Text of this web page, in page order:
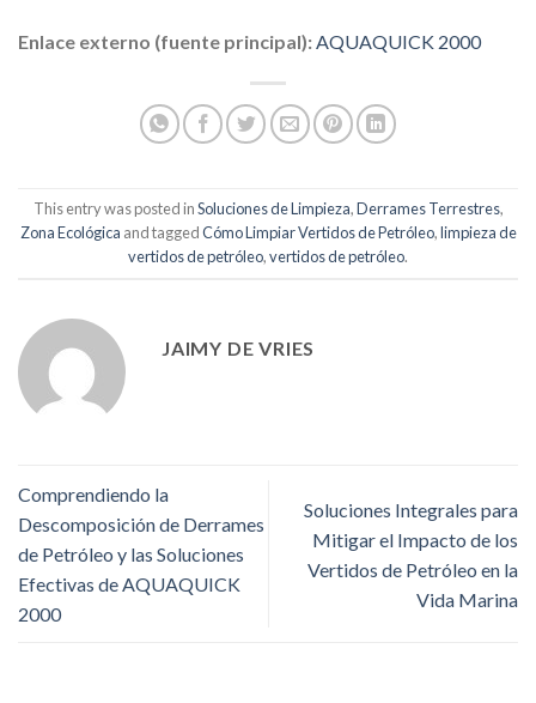
Enlace externo (fuente principal):AQUAQUICK 2000
This entry was posted inSoluciones de Limpieza,Derrames Terrestres,
Zona Ecológica and taggedCómo Limpiar Vertidos de Petróleo,limpieza de
vertidos de petróleo,vertidos de petróleo.
JAIMY DE VRIES
Comprendiendo la
Descomposición de Derrames
de Petróleo y las Soluciones
Efectivas de AQUAQUICK
2000
Soluciones Integrales para
Mitigar el Impacto de los
Vertidos de Petróleo en la
Vida Marina